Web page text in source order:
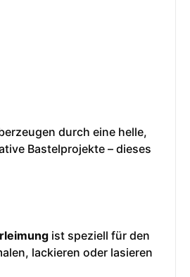
durch eine helle,
Bastelprojekte – dieses
ist speziell für den
lackieren oder lasieren